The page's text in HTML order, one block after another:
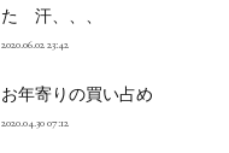
た 汗、、、
2020.06.02 23:42
お年寄りの買い占め
2020.04.30 07:12